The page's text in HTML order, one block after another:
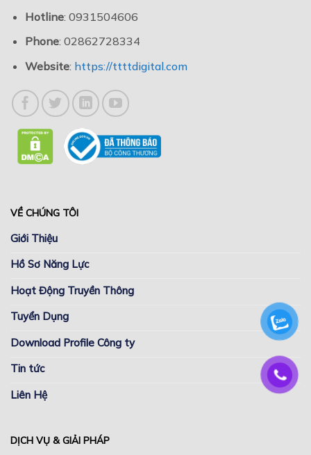
Hotline: 0931504606
Phone: 02862728334
Website: https://ttttdigital.com
VỀ CHÚNG TÔI
Giới Thiệu
Hồ Sơ Năng Lực
Hoạt Động Truyền Thông
Tuyển Dụng
Download Profile Công ty
Tin tức
Liên Hệ
DỊCH VỤ & GIẢI PHÁP